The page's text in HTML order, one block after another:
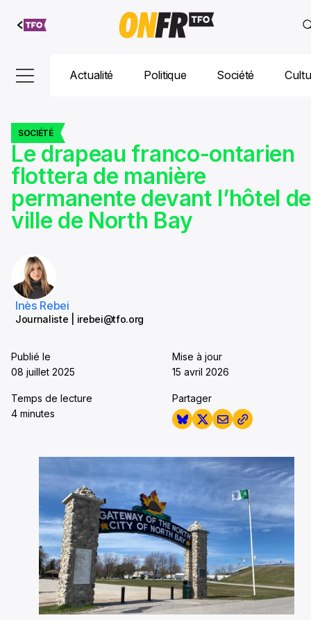
Aller au
contenu
Actualité Politique Société
SOCIÉTÉ
Le drapeau franco-ontarien
flottera de manière
permanente devant l’hôtel de
ville de North Bay
Inès Rebei
Journaliste | irebei@tfo.org
Publié le
08 juillet 2025
Mise à jour
15 avril 2026
Temps de lecture
4 minutes
Partager